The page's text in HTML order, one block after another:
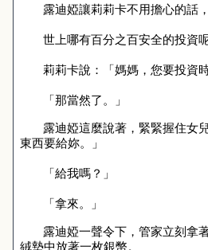
露迪婭讓莉莉卡不用擔心的話
世上哪有百分之百安全的投資
莉莉卡說：「媽媽，您要投資
「那當然了。」
露迪婭這麼說著，緊緊握住女
東西要給妳。」
「給我嗎？」
「拿來。」
露迪婭一聲令下，管家立刻拿
絨墊中放著一枚銀幣。